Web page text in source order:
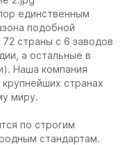
единственным
подобной
страны с 6 заводов
а остальные в
Наша компания
странах
миру.
по строгим
стандартам.